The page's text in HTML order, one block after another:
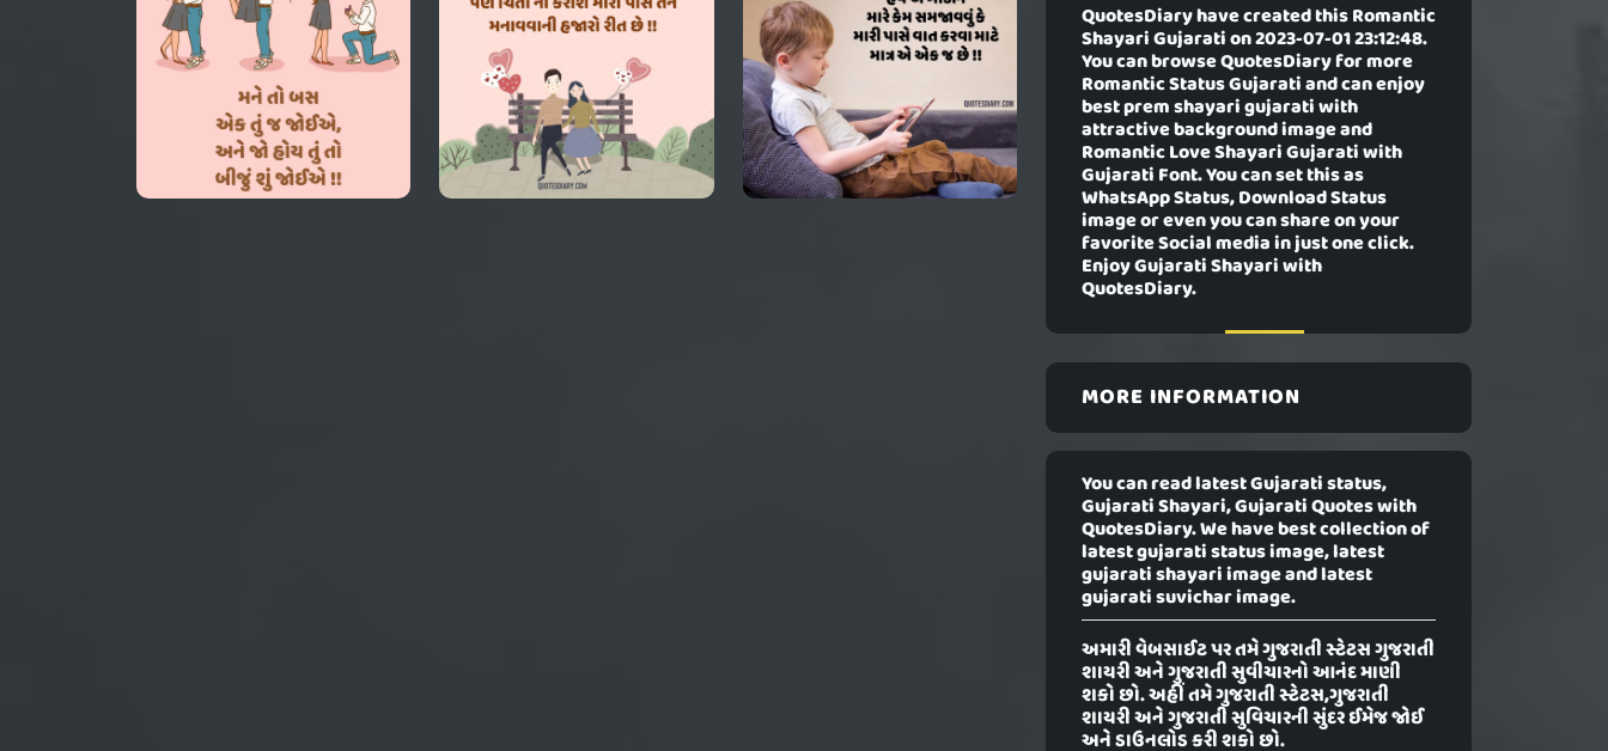
QuotesDiary have created thisRomantic
Shayari Gujaration 2023-07-01 23:12:48.
You can browse QuotesDiary for more
Romantic Status Gujarati and can enjoy
best prem shayari gujarati with
attractive background image and
Romantic Love Shayari Gujarati with
Gujarati Font. You can set this as
WhatsApp Status, Download Status
image or even you can share on your
favorite Social media in just one click.
Enjoy Gujarati Shayari with
QuotesDiary.
MORE INFORMATION
You can read latest Gujarati status,
Gujarati Shayari, Gujarati Quotes with
QuotesDiary. We have best collection of
latest gujarati status image, latest
gujarati shayari image and latest
gujarati suvichar image.
અમારી વેબસાઈટ પર તમે ગુજરાતી સ્ટેટસ ગુજરાતી
શાયરી અને ગુજરાતી સુવીચારનો આનંદ માણી
શકો છો. અહીં તમે ગુજરાતી સ્ટેટસ,ગુજરાતી
શાયરી અને ગુજરાતી સુવિચારની સુંદર ઈમેજ જોઈ
અને ડાઉનલોડ કરી શકો છો.